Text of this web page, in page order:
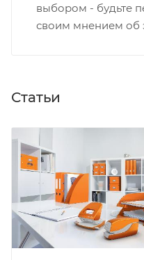
выбором - будьте
своим мнением об
Статьи